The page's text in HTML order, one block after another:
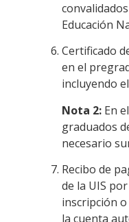
Educación
Certificado
en el
incluyendo
Nota 2: En
graduados
necesario
Recibo de
de la UIS
inscripción
la cuenta